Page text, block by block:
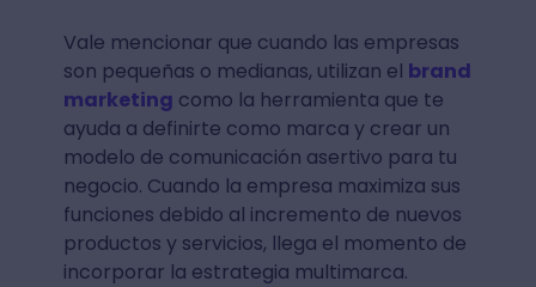
Vale mencionar que cuando las empresas
son pequeñas o medianas, utilizan el brand
marketing como la herramienta que te
ayuda a definirte como marca y crear un
modelo de comunicación asertivo para tu
negocio. Cuando la empresa maximiza sus
funciones debido al incremento de nuevos
productos y servicios, llega el momento de
incorporar la estrategia multimarca.